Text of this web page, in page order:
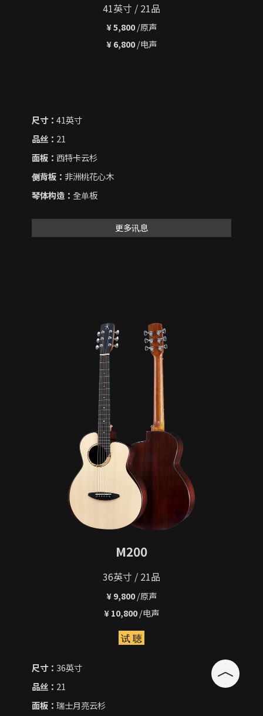
41英寸 / 21品
¥ 5,800/原声
¥ 6,800/电声
尺寸：41英寸
品丝： 21
面板：西特卡云杉
侧背板：非洲桃花心木
琴体构造：全单板
更多讯息
M200
36英寸 / 21品
¥ 9,800/原声
¥ 10,800/电声
试 聴
尺寸：36英寸
品丝： 21
面板：瑞士月亮云杉